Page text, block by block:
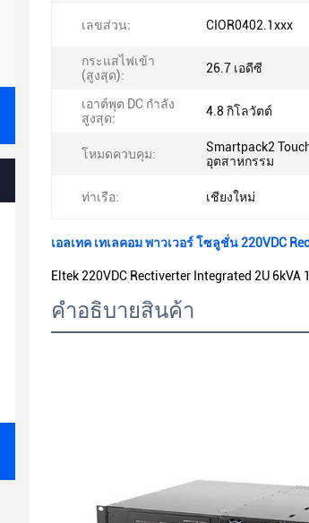
เลขส่วน: CIOR0402.1xxx
กระแสไฟเข้า
(สูงสุด):
26.7 เอดีซี
เอาต์พุต DC กำลัง
สูงสุด:
4.8 กิโลวัตต์
โหมดควบคุม:
Smartpack2
อุตสาหกรรม
ท่าเรือ: เชียงใหม่
เอลเทค เทเลคอม พาวเวอร์ โซลูชั่น 220VDC
Eltek 220VDC Rectiverter Integrated 2U
คําอธิบายสินค้า